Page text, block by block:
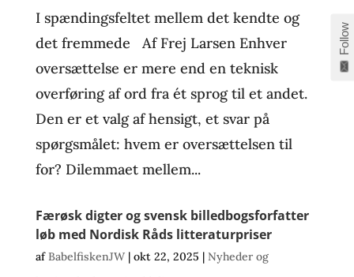
I spændingsfeltet mellem det kendte og
det fremmede Af Frej Larsen Enhver
oversættelse er mere end en teknisk
overføring af ord fra ét sprog til et andet.
Den er et valg af hensigt, et svar på
spørgsmålet: hvem er oversættelsen til
for? Dilemmaet mellem...
Færøsk digter og svensk billedbogsforfatter
løb med Nordisk Råds litteraturpriser
afBabelfiskenJW| okt 22, 2025 | Nyheder og
Follow